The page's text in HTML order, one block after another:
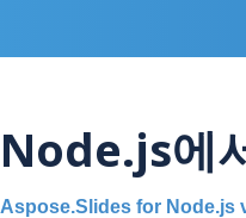
Node.js에
Aspose.Slides for Node.js